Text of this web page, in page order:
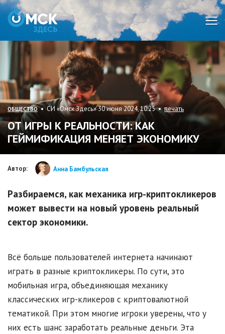
ОБЩЕСТВО• СИ «Омск Здесь» 30 июня 2024, 10:25 •печать
ОТ ИГРЫ К РЕАЛЬНОСТИ: КАК
ГЕЙМИФИКАЦИЯ МЕНЯЕТ ЭКОНОМИКУ
Автор: Анна Бамбульская
Разбираемся, как механика игр-криптокликеров
может вывести на новый уровень реальный
сектор экономики.
Всё больше пользователей интернета начинают
играть в разные криптокликеры. По сути, это
мобильная игра, объединяющая механику
классических игр-кликеров с криптовалютной
тематикой. При этом многие игроки уверены, что у
них есть шанс заработать реальные деньги. Эта